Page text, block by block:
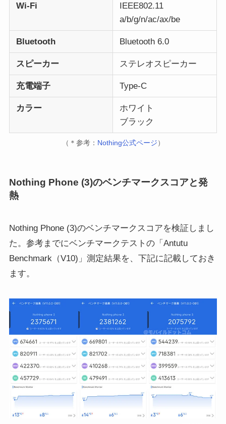
Wi-Fi
IEEE802.11
a/b/g/n/ac/ax/be
Bluetooth Bluetooth 6.0
スピーカー ステレオスピーカー
充電端子 Type-C
カラー
ホワイト
ブラック
（＊参考： Nothing公式ページ ）
Nothing Phone (3)のベンチマークスコアと発
熱
Nothing Phone (3)のベンチマークスコアを検証しまし
た。参考までにベンチマークテストの「Antutu
Benchmark（V10)」測定結果を、下記に記載しておき
ます。